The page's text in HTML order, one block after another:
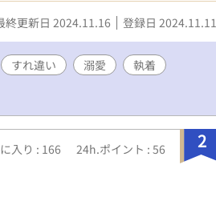
終更新日 2024.11.16 登録日 2024.11.11
すれ違い 溺愛
執着
2
入り : 166 24h.ポイント : 56